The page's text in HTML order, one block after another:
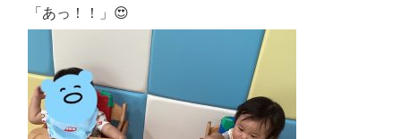
「あっ！！」😍